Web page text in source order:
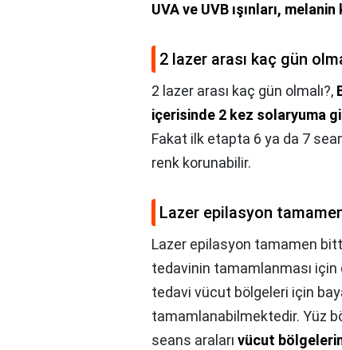
UVA ve UVB ışınları,
2 lazer arası kaç gün
2 lazer arası kaç gün olmalı?,
içerisinde 2 kez solaryuma
Fakat ilk etapta 6 ya da 7
renk korunabilir.
Lazer epilasyon
Lazer epilasyon tamamen
tedavinin tamamlanması için
tedavi vücut bölgeleri için
tamamlanabilmektedir. Yüz
seans araları vücut